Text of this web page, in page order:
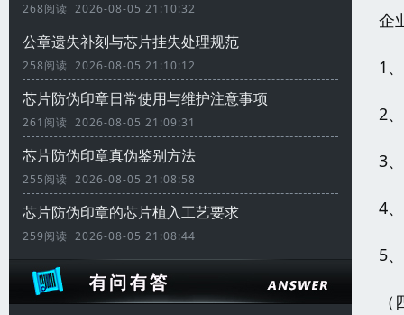
268阅读 2026-08-05 21:10:32
公章遗失补刻与芯片挂失处理规范
258阅读 2026-08-05 21:10:12
芯片防伪印章日常使用与维护注意事项
261阅读 2026-08-05 21:09:31
芯片防伪印章真伪鉴别方法
255阅读 2026-08-05 21:08:58
芯片防伪印章的芯片植入工艺要求
259阅读 2026-08-05 21:08:44
企
1
2
3
4
5